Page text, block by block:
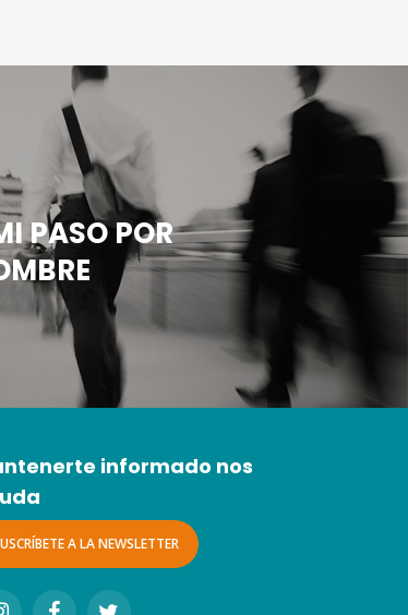
PASO POR
informado nos
A LA NEWSLETTER